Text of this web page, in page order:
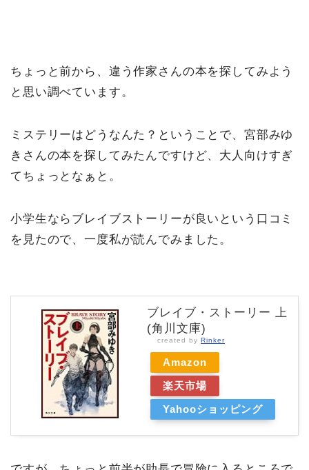
ちょっと前から、違う作家さんの本を探してみよう
と思い調べています。
ミステリーはどうなんた？ということで、宮部みゆ
きさんの本を探してみたんですけど、大人向けすぎ
てちょっとなぁと。
小学生ならブレイブストーリーが良いという口コミ
を見たので、一度私が読んでみました。
ブレイブ・ストーリー 上
(角川文庫)
created by Rinker
Amazon
楽天市場
Yahooショッピング